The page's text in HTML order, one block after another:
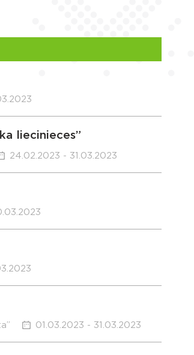
liecinieces”
24.02.2023 - 31.03.2023
01.03.2023 - 31.03.2023